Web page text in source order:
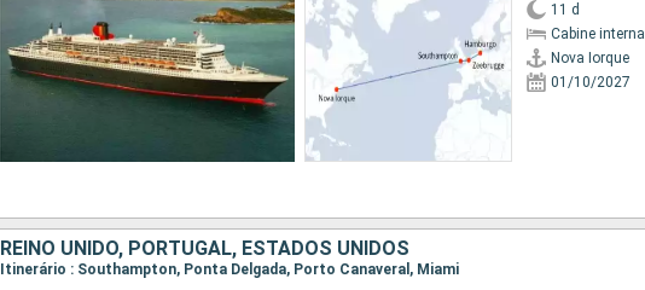
11 d
Cabine interna
Nova Iorque
01/10/2027
REINO UNIDO, PORTUGAL, ESTADOS UNIDOS
Itinerário : Southampton, Ponta Delgada, Porto Canaveral, Miami